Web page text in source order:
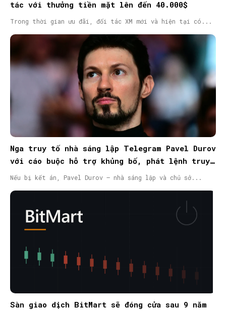
tác với thưởng tiền mặt lên đến 40.000$
Trong thời gian ưu đãi, đối tác XM mới và hiện tại có...
Nga truy tố nhà sáng lập Telegram Pavel Durov
với cáo buộc hỗ trợ khủng bố, phát lệnh truy
nã quốc tế
Nếu bị kết án, Pavel Durov – nhà sáng lập và chủ sở...
Sàn giao dịch BitMart sẽ đóng cửa sau 9 năm